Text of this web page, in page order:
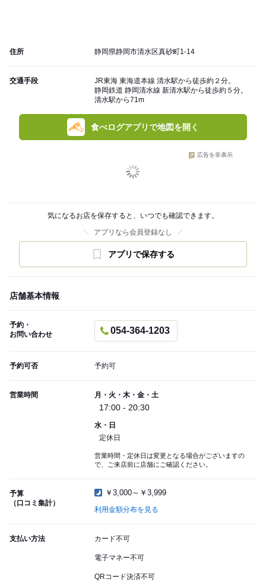
住所 静岡県静岡市清水区真砂町1-14
交通手段
JR東海 東海道本線 清水駅から徒歩約２分。
静岡鉄道 静岡清水線 新清水駅から徒歩約５分。
清水駅から71m
食べログアプリで地図を開く
広告を非表示
気になるお店を保存すると、いつでも確認できます。
アプリなら会員登録なし
アプリで保存する
店舗基本情報
予約・
お問い合わせ
054-364-1203
予約可否 予約可
営業時間 月・火・木・金・土
17:00 - 20:30
水・日
定休日
営業時間・定休日は変更となる場合がございますの
で、ご来店前に店舗にご確認ください。
予算
（口コミ集計）
￥3,000～￥3,999
利用金額分布を見る
支払い方法 カード不可
電子マネー不可
QRコード決済不可